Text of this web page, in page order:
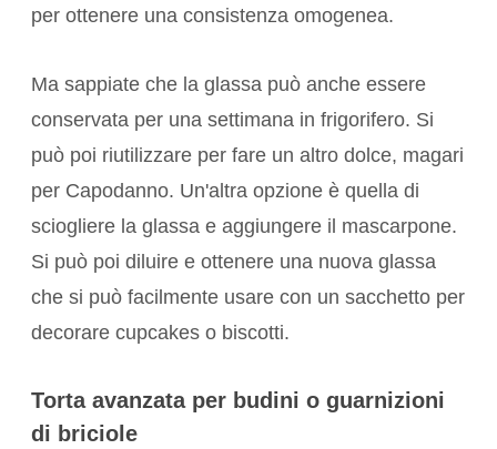
per ottenere una consistenza omogenea.
Ma sappiate che la glassa può anche essere
conservata per una settimana in frigorifero. Si
può poi riutilizzare per fare un altro dolce, magari
per Capodanno. Un'altra opzione è quella di
sciogliere la glassa e aggiungere il mascarpone.
Si può poi diluire e ottenere una nuova glassa
che si può facilmente usare con un sacchetto per
decorare cupcakes o biscotti.
Torta avanzata per budini o guarnizioni
di briciole